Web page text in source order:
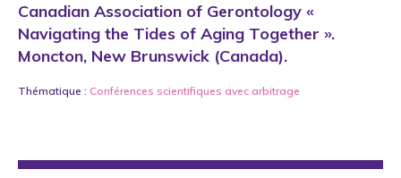
Canadian Association of Gerontology «
Navigating the Tides of Aging Together ».
Moncton, New Brunswick (Canada).
Thématique : Conférences scientifiques avec arbitrage